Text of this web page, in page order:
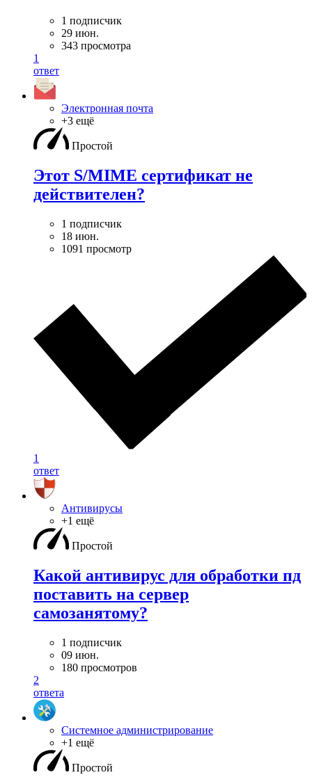
1 подписчик
29 июн.
343 просмотра
1
ответ
Электронная почта
+3 ещё
Простой
Этот S/MIME сертификат не
действителен?
1 подписчик
18 июн.
1091 просмотр
1
ответ
Антивирусы
+1 ещё
Простой
Какой антивирус для обработки пд
поставить на сервер
самозанятому?
1 подписчик
09 июн.
180 просмотров
2
ответа
Системное администрирование
+1 ещё
Простой